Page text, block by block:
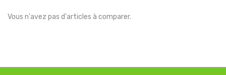
Vous n'avez pas d'articles à comparer.